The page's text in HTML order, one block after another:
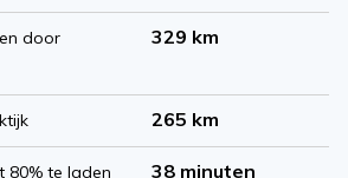
door
329 km
265 km
80% te laden 38 minuten